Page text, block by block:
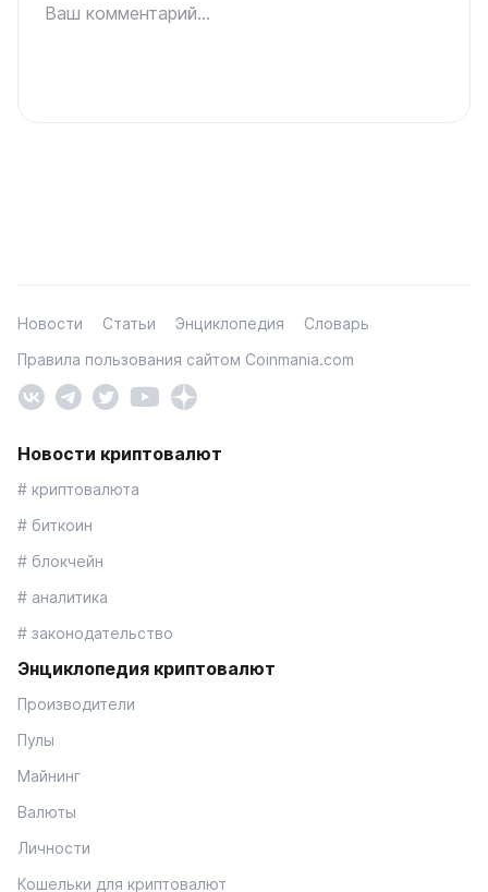
Ваш комментарий...
Новости Статьи Энциклопедия
Словарь
Правила пользования сайтом Coinmania.com
Новости криптовалют
# криптовалюта
# биткоин
# блокчейн
# аналитика
# законодательство
Энциклопедия криптовалют
Производители
Пулы
Майнинг
Валюты
Личности
Кошельки для криптовалют